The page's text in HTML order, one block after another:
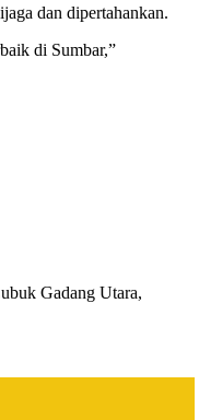
dan dipertahankan.
di Sumbar,”
Gadang Utara,